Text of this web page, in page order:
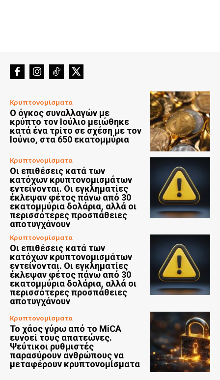
Κρυπτονομίσματα
Ο όγκος συναλλαγών με
κρύπτο τον Ιούλιο μειώθηκε
κατά ένα τρίτο σε σχέση με τον
Ιούνιο, στα 650 εκατομμύρια
Κρυπτονομίσματα
Οι επιθέσεις κατά των
κατόχων κρυπτονομισμάτων
εντείνονται. Οι εγκληματίες
έκλεψαν φέτος πάνω από 30
εκατομμύρια δολάρια, αλλά οι
περισσότερες προσπάθειες
αποτυγχάνουν
Κρυπτονομίσματα
Οι επιθέσεις κατά των
κατόχων κρυπτονομισμάτων
εντείνονται. Οι εγκληματίες
έκλεψαν φέτος πάνω από 30
εκατομμύρια δολάρια, αλλά οι
περισσότερες προσπάθειες
αποτυγχάνουν
Κρυπτονομίσματα
Το χάος γύρω από το MiCA
ευνοεί τους απατεώνες.
Ψεύτικοι ρυθμιστές
παρασύρουν ανθρώπους να
μεταφέρουν κρυπτονομίσματα